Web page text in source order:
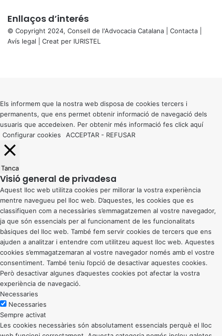
Enllaços d’interés
© Copyright 2024, Consell de l'Advocacia Catalana | Contacta
Avís legal | Creat per IURISTEL
button
Els informem que la nostra web disposa de cookies tercers i
permanents, que ens permet obtenir informació de navegació dels
usuaris que accedeixen. Per obtenir més informació fes click aquí
Configurar cookies
ACCEPTAR - REFUSAR
Tanca
Visió general de privadesa
Aquest lloc web utilitza cookies per millorar la vostra experiència
mentre navegueu pel lloc web. D’aquestes, les cookies que es
classifiquen com a necessàries s’emmagatzemen al vostre navegador,
ja que són essencials per al funcionament de les funcionalitats
bàsiques del lloc web. També fem servir cookies de tercers que ens
ajuden a analitzar i entendre com utilitzeu aquest lloc web. Aquestes
cookies s’emmagatzemaran al vostre navegador només amb el vostre
consentiment. També teniu l’opció de desactivar aquestes cookies.
Però desactivar algunes d’aquestes cookies pot afectar la vostra
experiència de navegació.
Necessaries
Necessaries
Sempre activat
Les cookies necessàries són absolutament essencials perquè el lloc